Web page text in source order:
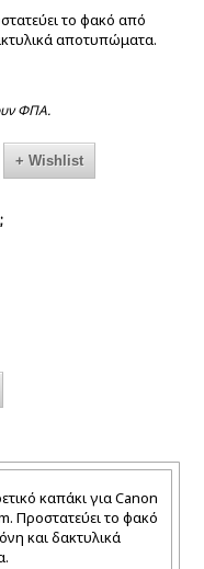
το φακό από
αποτυπώματα.
ΦΠΑ.
καπάκι για Canon
. Προστατεύει το φακό
και δακτυλικά
.